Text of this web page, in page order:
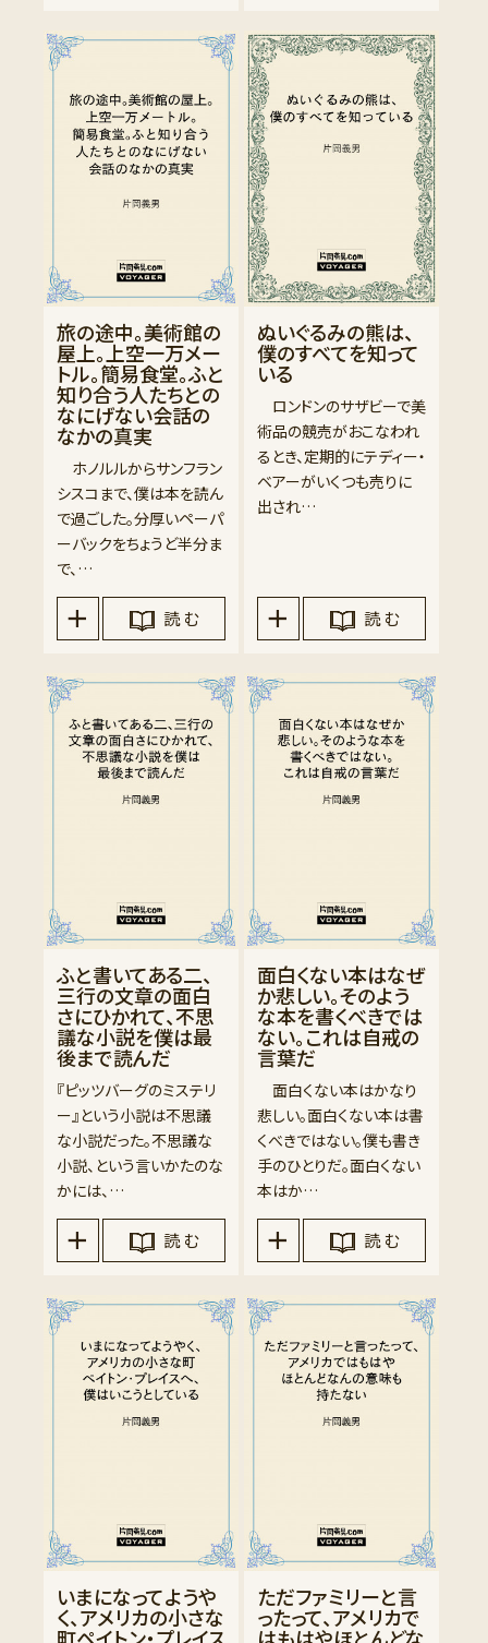
旅の途中。美術館の
屋上。上空一万メー
トル。簡易食堂。ふと
知り合う人たちとの
なにげない会話の
なかの真実
ホノルルからサンフラン
シスコまで、僕は本を読ん
で過ごした。分厚いペーパ
ーバックをちょうど半分ま
で、…
読 む
ぬいぐるみの熊は、
僕のすべてを知って
いる
ロンドンのサザビーで美
術品の競売がおこなわれ
るとき、定期的にテディー・
ベアーがいくつも売りに
出され…
読 む
ふと書いてある二、
三行の文章の面白
さにひかれて、不思
議な小説を僕は最
後まで読んだ
『ピッツバーグのミステリ
ー』という小説は不思議
な小説だった。不思議な
小説、という言いかたのな
かには、…
読 む
面白くない本はなぜ
か悲しい。そのよう
な本を書くべきでは
ない。これは自戒の
言葉だ
面白くない本はかなり
悲しい。面白くない本は書
くべきではない。僕も書き
手のひとりだ。面白くない
本はか…
読 む
いまになってようや
く、アメリカの小さな
ただファミリーと言
ったって、アメリカで